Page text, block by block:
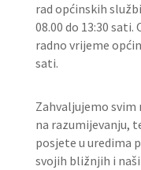
rad općinskih
08.00 do 13:30 sati.
radno vrijeme
sati.
Zahvaljujemo svim
na razumijevanju,
posjete u uredima
svojih bližnjih i